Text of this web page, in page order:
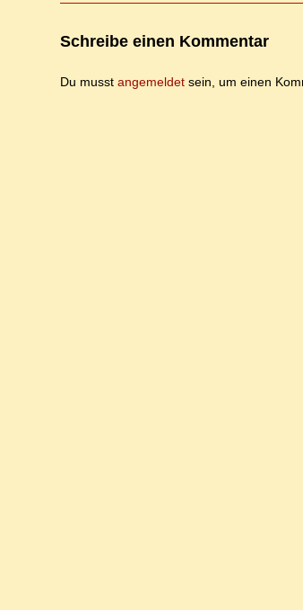
Schreibe einen Kommentar
Du musstangemeldet sein, um einen